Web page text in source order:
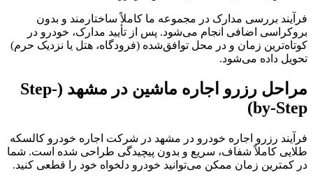
فرآیند بررسی مدارک در مجموعه ما کاملاً ساختارمند و بدون
بروکراسی اضافی انجام می‌شود. پس از تأیید مدارک، خودرو در
کوتاه‌ترین زمان و در محل توافق‌شده (فرودگاه، هتل یا نزدیک حرم)
تحویل داده می‌شود.
مراحل رزرو اجاره ماشین در مشهد (Step-
by-Step)
فرآیند رزرو اجاره خودرو در مشهد در شرکت اجاره خودرو کالسکه
طلایی کاملاً شفاف، سریع و بدون پیچیدگی طراحی شده است. شما
در کمترین زمان ممکن می‌توانید خودرو دلخواه خود را قطعی کنید.